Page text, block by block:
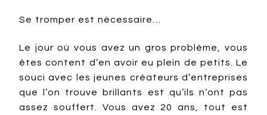
Se tromper est nécessaire…
Le jour où vous avez un gros problème, vous
êtes content d’en avoir eu plein de petits. Le
souci avec les jeunes créateurs d’entreprises
que l’on trouve brillants est qu’ils n’ont pas
assez souffert. Vous avez 20 ans, tout est